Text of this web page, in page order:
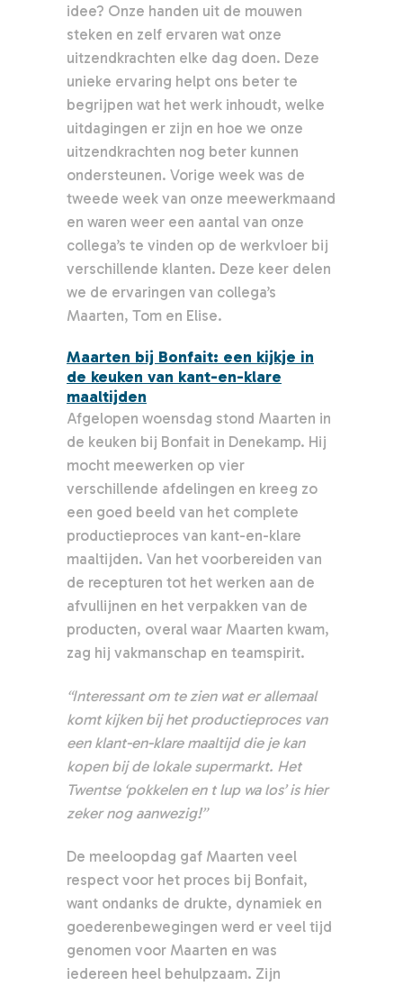
idee? Onze handen uit de mouwen
steken en zelf ervaren wat onze
uitzendkrachten elke dag doen. Deze
unieke ervaring helpt ons beter te
begrijpen wat het werk inhoudt, welke
uitdagingen er zijn en hoe we onze
uitzendkrachten nog beter kunnen
ondersteunen. Vorige week was de
tweede week van onze meewerkmaand
en waren weer een aantal van onze
collega’s te vinden op de werkvloer bij
verschillende klanten. Deze keer delen
we de ervaringen van collega’s
Maarten, Tom en Elise.
Maarten bij Bonfait: een kijkje in
de keuken van kant-en-klare
maaltijden
Afgelopen woensdag stond Maarten in
de keuken bij Bonfait in Denekamp. Hij
mocht meewerken op vier
verschillende afdelingen en kreeg zo
een goed beeld van het complete
productieproces van kant-en-klare
maaltijden. Van het voorbereiden van
de recepturen tot het werken aan de
afvullijnen en het verpakken van de
producten, overal waar Maarten kwam,
zag hij vakmanschap en teamspirit.
“Interessant om te zien wat er allemaal
komt kijken bij het productieproces van
een klant-en-klare maaltijd die je kan
kopen bij de lokale supermarkt. Het
Twentse ‘pokkelen en t lup wa los’ is hier
zeker nog aanwezig!”
De meeloopdag gaf Maarten veel
respect voor het proces bij Bonfait,
want ondanks de drukte, dynamiek en
goederenbewegingen werd er veel tijd
genomen voor Maarten en was
iedereen heel behulpzaam. Zijn